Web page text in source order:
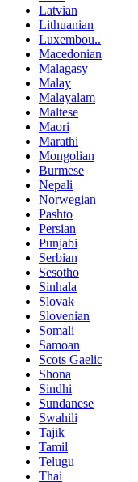
Latvian
Lithuanian
Luxembou..
Macedonian
Malagasy
Malay
Malayalam
Maltese
Maori
Marathi
Mongolian
Burmese
Nepali
Norwegian
Pashto
Persian
Punjabi
Serbian
Sesotho
Sinhala
Slovak
Slovenian
Somali
Samoan
Scots Gaelic
Shona
Sindhi
Sundanese
Swahili
Tajik
Tamil
Telugu
Thai